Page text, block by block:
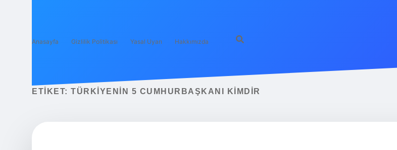
Anasayfa Gizlilik Politikası Yasal Uyarı Hakkımızda
ETIKET: TÜRKIYENIN 5 CUMHURBAŞKANI KIMDIR